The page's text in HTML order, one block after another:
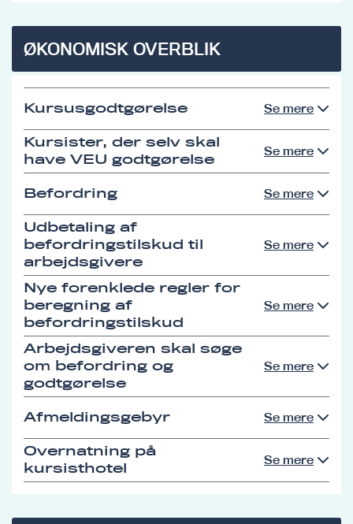
ØKONOMISK OVERBLIK
Kursusgodtgørelse Se mere
Kursister, der selv skal
have VEU godtgørelse
Se mere
Befordring Se mere
Udbetaling af
befordringstilskud til
arbejdsgivere
Se mere
Nye forenklede regler for
beregning af
befordringstilskud
Se mere
Arbejdsgiveren skal søge
om befordring og
godtgørelse
Se mere
Afmeldingsgebyr Se mere
Overnatning på
kursisthotel
Se mere